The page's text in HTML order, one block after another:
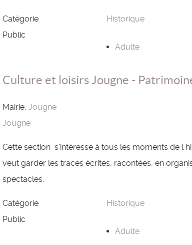
Catégorie
Historique
Public
Adulte
Culture et loisirs Jougne -
Mairie, Jougne
Jougne
Cette section s'intéresse à tous les moments de l
veut garder les traces écrites, racontées, en
spectacles.
Catégorie
Historique
Public
Adulte